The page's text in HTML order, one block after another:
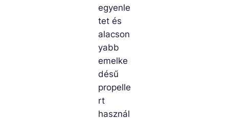
egyenle
tet és
alacson
yabb
emelke
désű
propelle
rt
használ